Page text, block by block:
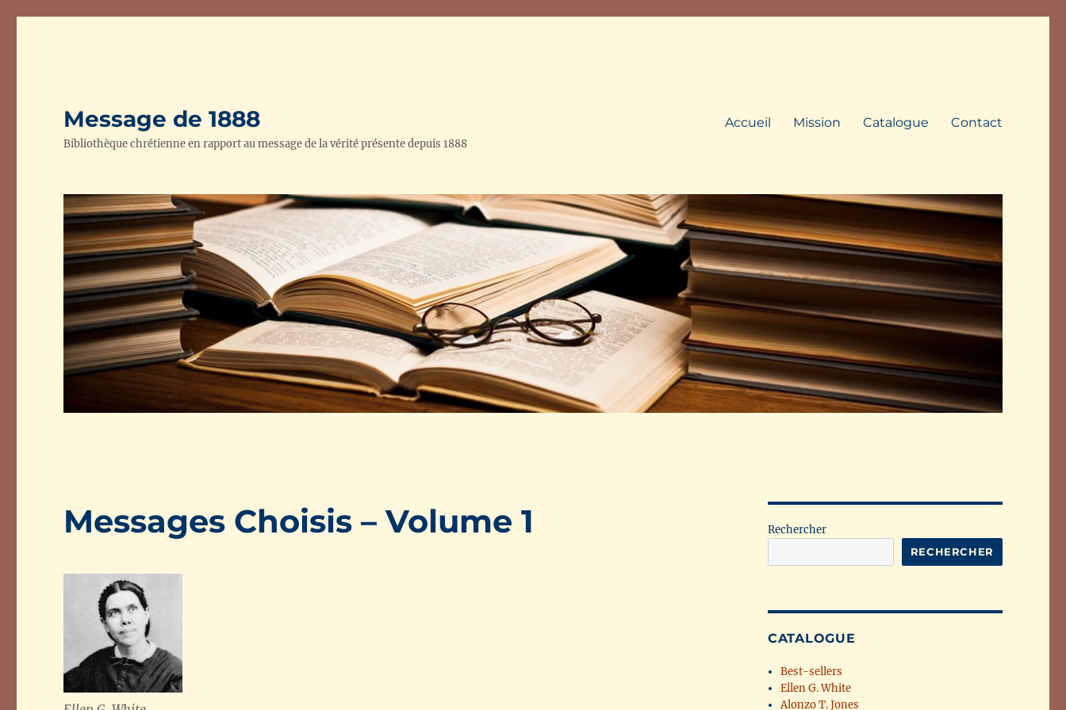
Message de 1888
Bibliothèque chrétienne en rapport au message de la vérité présente depuis 1888
Accueil Mission Catalogue Contact
Messages Choisis – Volume 1 Rechercher
RECHERCHER
CATALOGUE
Best-sellers
Ellen G. White
Alonzo T. Jones